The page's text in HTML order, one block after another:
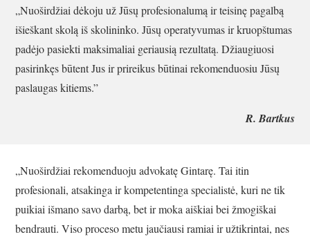
„Nuoširdžiai dėkoju už Jūsų profesionalumą ir teisinę pagalbą
išieškant skolą iš skolininko. Jūsų operatyvumas ir kruopštumas
padėjo pasiekti maksimaliai geriausią rezultatą. Džiaugiuosi
pasirinkęs būtent Jus ir prireikus būtinai rekomenduosiu Jūsų
paslaugas kitiems.”
R. Bartkus
„Nuoširdžiai rekomenduoju advokatę Gintarę. Tai itin
profesionali, atsakinga ir kompetentinga specialistė, kuri ne tik
puikiai išmano savo darbą, bet ir moka aiškiai bei žmogiškai
bendrauti. Viso proceso metu jaučiausi ramiai ir užtikrintai, nes